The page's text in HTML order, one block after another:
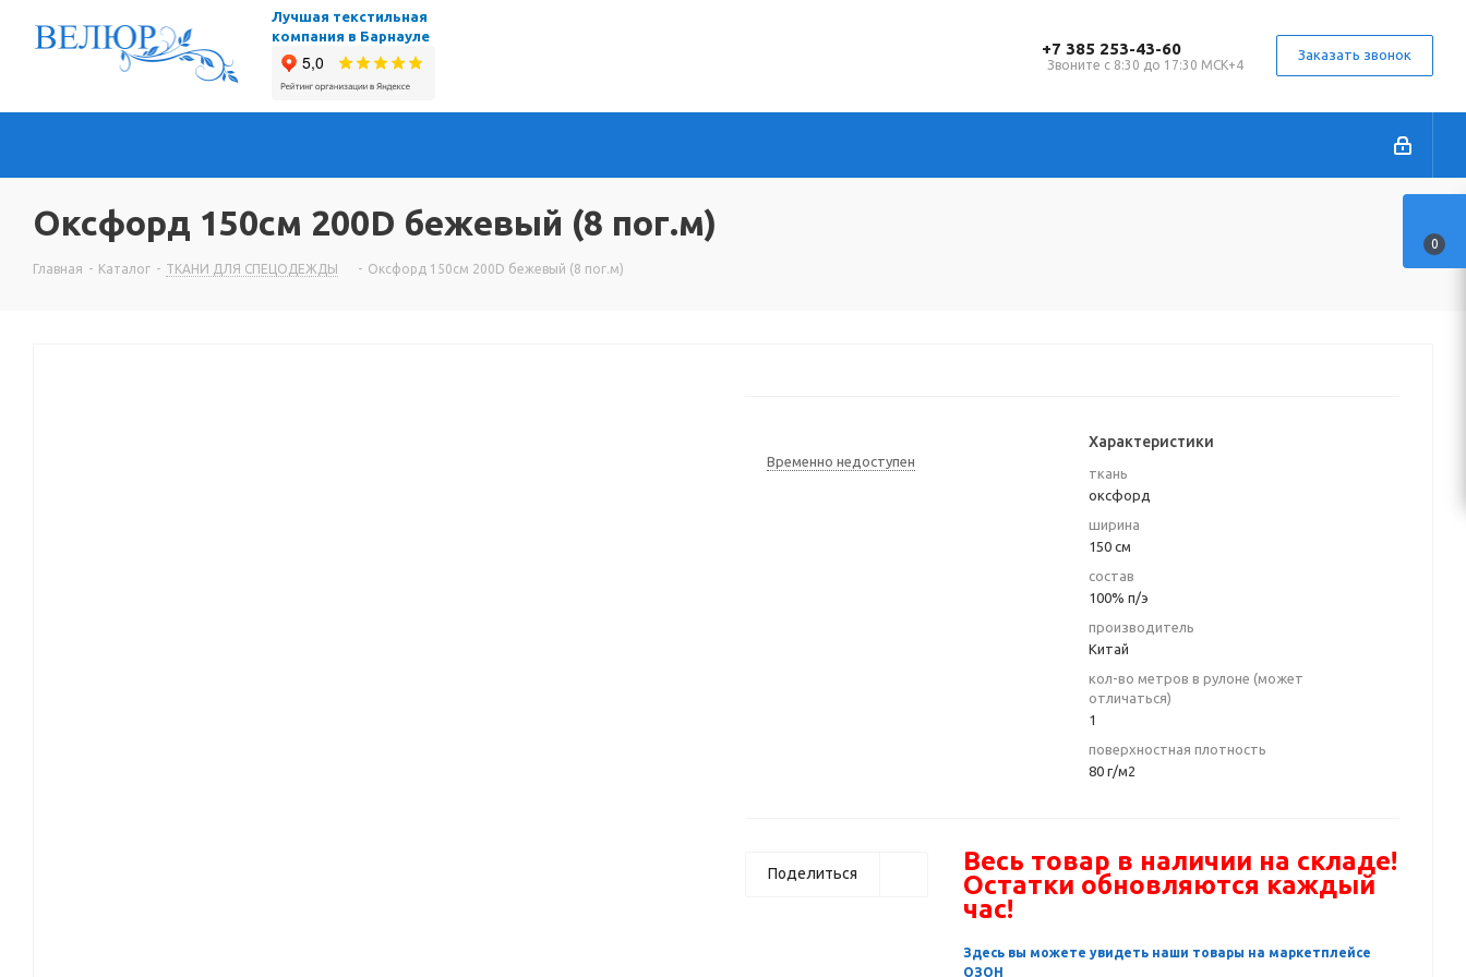
Лучшая текстильная
компания в Барнауле
+7 385 253-43-60
Звоните с 8:30 до 17:30 МСК+4
Заказать звонок
Оксфорд 150см 200D бежевый (8 пог.м)
Главная - Каталог - ТКАНИ ДЛЯ СПЕЦОДЕЖДЫ - Оксфорд 150см 200D бежевый (8 пог.м)
Временно недоступен
Характеристики
ткань
оксфорд
ширина
150 см
состав
100% п/э
производитель
Китай
кол-во метров в рулоне (может
отличаться)
1
поверхностная плотность
80 г/м2
Поделиться
Весь товар в наличии на складе!
Остатки обновляются каждый
час!
Здесь вы можете увидеть наши товары на маркетплейсе
ОЗОН
0